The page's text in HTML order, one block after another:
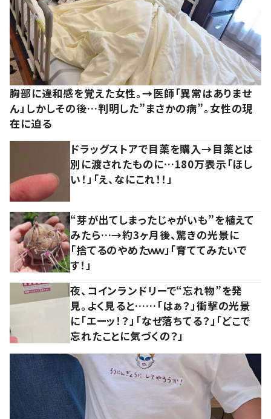
胸部に違和感を覚えた女性。→医師「異常はありませ
ん」しかしその後…判明した”まさかの病”。女性の現
在に迫る
ドラッグストアで目薬を購入→目薬とは
別に渡されたものに…180万表示「ほし
い！」「え、なにこれ！！」
“芽が出てしまったじゃがいも”を植えて
みたら…→約3ヶ月後、驚きの光景に
「捨てるのやめたｗｗ」「育ててみたいで
す！」
夜、コインランドリーで“忘れ物”を発
見。よく見ると……「はぁ？」衝撃の光景
に「エーッ！？」「なぜ落ちてる？」「どこで
忘れたことに気づくの？」